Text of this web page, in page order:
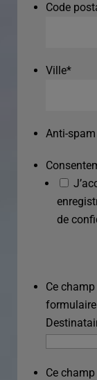
Code
Ville*
Anti-spam
de
Ce
Ce